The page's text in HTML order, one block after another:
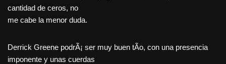
cantidad de ceros, no
me cabe la menor duda.
Derrick Greene podrÃ¡ ser muy buen tÃ­o, con una presencia
imponente y unas cuerdas